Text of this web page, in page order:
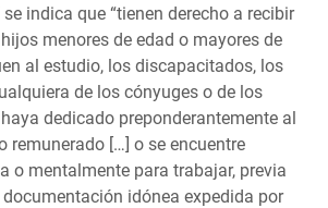
indica que “tienen derecho a recibir
menores de edad o mayores de
al estudio, los discapacitados, los
de los cónyuges o de los
dedicado preponderantemente al
remunerado […] o se encuentre
o mentalmente para trabajar, previa
idónea expedida por